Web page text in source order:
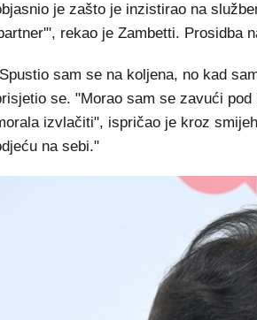
je zašto je inzistirao na
rekao je Zambetti. Prosidba
sam se na koljena, no kad
se. "Morao sam se zavući
izvlačiti", ispričao je kroz
na sebi."